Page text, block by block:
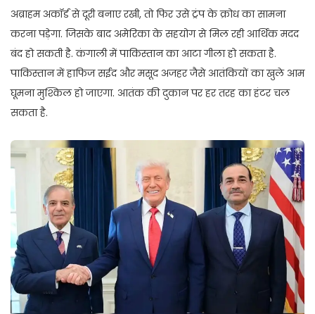
अब्राहम अकॉर्ड से दूरी बनाए रखी, तो फिर उसे ट्रंप के क्रोध का सामना
करना पड़ेगा. जिसके बाद अमेरिका के सहयोग से मिल रही आर्थिक मदद
बंद हो सकती है. कंगाली में पाकिस्तान का आटा गीला हो सकता है.
पाकिस्तान में हाफिज सईद और मसूद अजहर जैसे आतंकियों का खुले आम
घूमना मुश्किल हो जाएगा. आतंक की दुकान पर हर तरह का हंटर चल
सकता है.